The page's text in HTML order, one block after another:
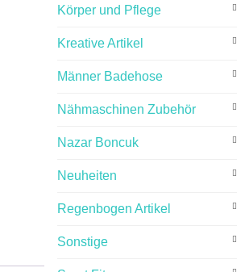
Körper und Pflege
Kreative Artikel
Männer Badehose
Nähmaschinen Zubehör
Nazar Boncuk
Neuheiten
Regenbogen Artikel
Sonstige
10,90€
(inkl.MwSt.) Umsatzsteuerbefreit
Lieferzeit: 2-4 Tage (Ausland
Motorrad
Maske
Schal
Skelett
Artikelnummer:
Accesoires